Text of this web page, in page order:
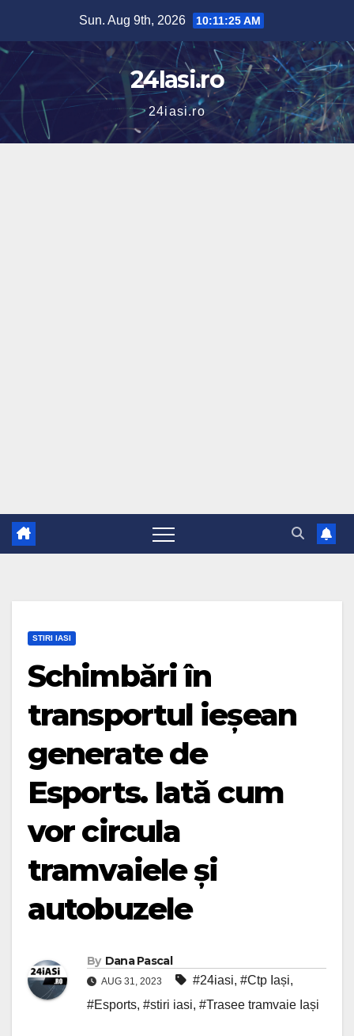
content
Sun. Aug 9th, 2026 10:11:25 AM
24Iasi.ro
24iasi.ro
STIRI IASI
Schimbări în
transportul ieșean
generate de
Esports. Iată cum
vor circula
tramvaiele și
autobuzele
By Dana Pascal
AUG 31, 2023 #24iasi, #Ctp Iași,
#Esports, #stiri iasi, #Trasee tramvaie Iași